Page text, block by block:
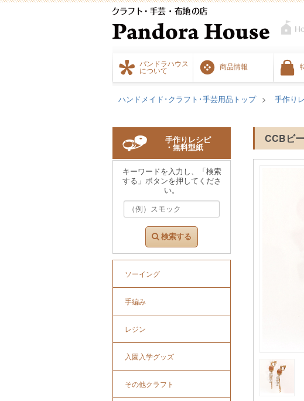
パンドラハウス
について
商品情報
ハンドメイド･クラフト･手芸用品トップ 手作り
CCBビ
手作りレシピ
・無料型紙
キーワードを入力し、「検索
する」ボタンを押してくださ
い。
検索する
ソーイング
手編み
レジン
入園入学グッズ
その他クラフト